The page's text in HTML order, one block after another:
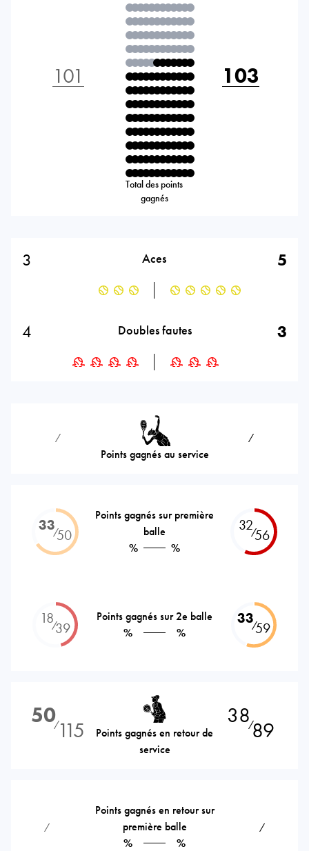
101
Total des points
gagnés
103
3 Aces 5
4 Doubles fautes 3
⁄
Points gagnés au service
⁄
33⁄50
Points gagnés sur première
balle
%
%
32⁄56
18⁄39
Points gagnés sur 2e balle
%
%
33⁄59
50⁄115
Points gagnés en retour de
service
38⁄89
⁄
Points gagnés en retour sur
première balle
%
%
⁄